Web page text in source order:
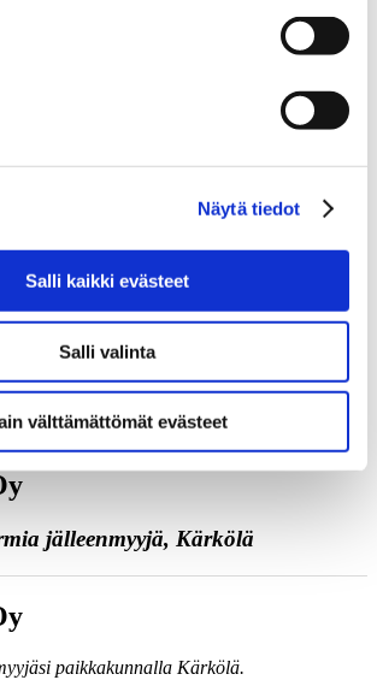
Näytä tiedot
Salli kaikki evästeet
Salli valinta
välttämättömät evästeet
jälleenmyyjä, Kärkölä
paikkakunnalla Kärkölä.